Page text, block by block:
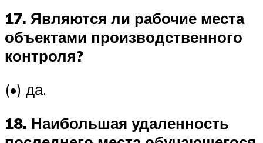
17. Являются ли рабочие места
объектами производственного
контроля?
(•) да.
18. Наибольшая удаленность